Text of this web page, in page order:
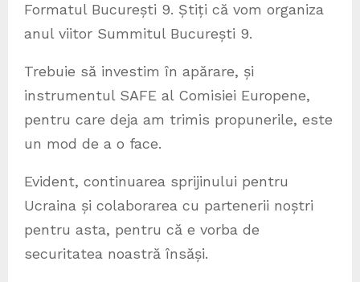
Formatul București 9. Știți că vom organiza
anul viitor Summitul București 9.
Trebuie să investim în apărare, și
instrumentul SAFE al Comisiei Europene,
pentru care deja am trimis propunerile, este
un mod de a o face.
Evident, continuarea sprijinului pentru
Ucraina și colaborarea cu partenerii noștri
pentru asta, pentru că e vorba de
securitatea noastră însăși.